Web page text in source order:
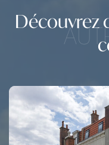
Découvrez